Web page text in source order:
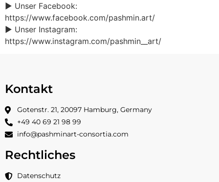
► Unser Facebook:
https://www.facebook.com/pashmin.art/
► Unser Instagram:
https://www.instagram.com/pashmin__art/
Kontakt
Gotenstr. 21, 20097 Hamburg, Germany
+49 40 69 21 98 99
info@pashminart-consortia.com
Rechtliches
Datenschutz